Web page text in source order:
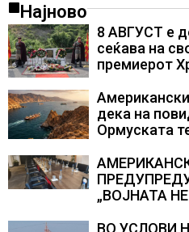
Најново
8 АВГУСТ е
сеќава на
премиерот
прилепски
дека на
Ормуската
„ВОЈНАТА
ВО УСЛОВИ